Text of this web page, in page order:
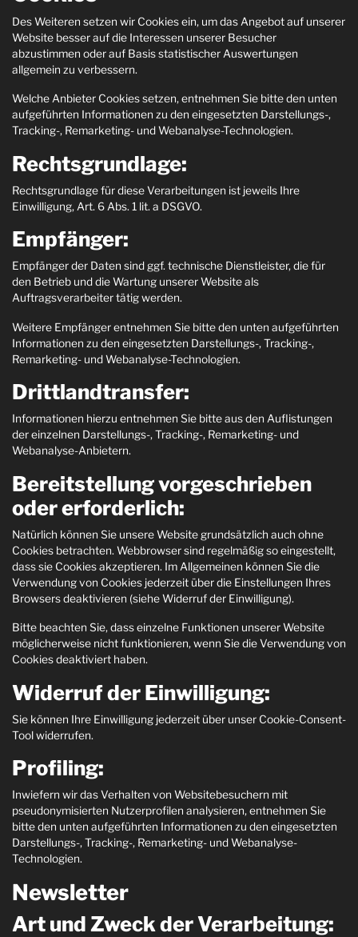
Des Weiteren setzen wir Cookies ein, um das Angebot auf unserer
Website besser auf die Interessen unserer Besucher
abzustimmen oder auf Basis statistischer Auswertungen
allgemein zu verbessern.
Welche Anbieter Cookies setzen, entnehmen Sie bitte den unten
aufgeführten Informationen zu den eingesetzten Darstellungs-,
Tracking-, Remarketing- und Webanalyse-Technologien.
Rechtsgrundlage:
Rechtsgrundlage für diese Verarbeitungen ist jeweils Ihre
Einwilligung, Art. 6 Abs. 1 lit. a DSGVO.
Empfänger:
Empfänger der Daten sind ggf. technische Dienstleister, die für
den Betrieb und die Wartung unserer Website als
Auftragsverarbeiter tätig werden.
Weitere Empfänger entnehmen Sie bitte den unten aufgeführten
Informationen zu den eingesetzten Darstellungs-, Tracking-,
Remarketing- und Webanalyse-Technologien.
Drittlandtransfer:
Informationen hierzu entnehmen Sie bitte aus den Auflistungen
der einzelnen Darstellungs-, Tracking-, Remarketing- und
Webanalyse-Anbietern.
Bereitstellung vorgeschrieben
oder erforderlich:
Natürlich können Sie unsere Website grundsätzlich auch ohne
Cookies betrachten. Webbrowser sind regelmäßig so eingestellt,
dass sie Cookies akzeptieren. Im Allgemeinen können Sie die
Verwendung von Cookies jederzeit über die Einstellungen Ihres
Browsers deaktivieren (siehe Widerruf der Einwilligung).
Bitte beachten Sie, dass einzelne Funktionen unserer Website
möglicherweise nicht funktionieren, wenn Sie die Verwendung von
Cookies deaktiviert haben.
Widerruf der Einwilligung:
Sie können Ihre Einwilligung jederzeit über unser Cookie-Consent-
Tool widerrufen.
Profiling:
Inwiefern wir das Verhalten von Websitebesuchern mit
pseudonymisierten Nutzerprofilen analysieren, entnehmen Sie
bitte den unten aufgeführten Informationen zu den eingesetzten
Darstellungs-, Tracking-, Remarketing- und Webanalyse-
Technologien.
Newsletter
Art und Zweck der Verarbeitung: